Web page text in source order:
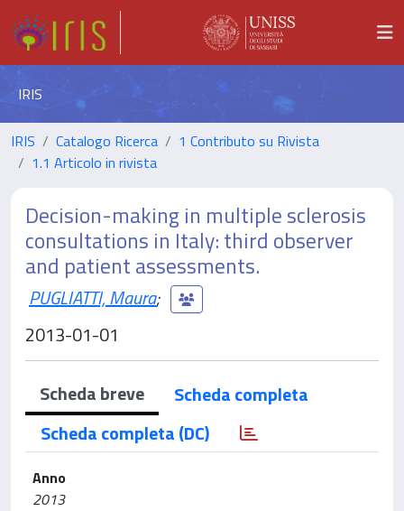
IRIS
IRIS Catalogo Ricerca
1 Contributo su Rivista
1.1 Articolo in rivista
Decision-making in multiple sclerosis
consultations in Italy: third observer
and patient assessments.
PUGLIATTI, Maura;
2013-01-01
Scheda breve
Scheda completa
Scheda completa (DC)
Anno
2013